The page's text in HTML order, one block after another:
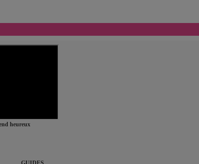
heureux